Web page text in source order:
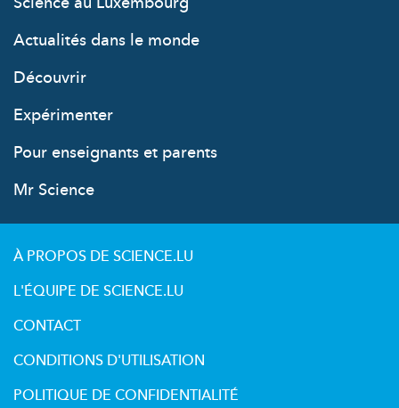
Actualités dans le monde
Découvrir
Expérimenter
Pour enseignants et parents
Mr Science
À PROPOS DE SCIENCE.LU
L'ÉQUIPE DE SCIENCE.LU
CONTACT
CONDITIONS D'UTILISATION
POLITIQUE DE CONFIDENTIALITÉ